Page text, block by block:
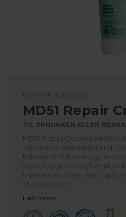
DERMAKNOWLOGY
MD51 Repair
TIL SPRUKKEN ELLER
MD51 Repair Cream beskytter
velegnet til beskadiget hud.
kolesterol, fedtsyrer og
egne byggesten og
reparationsproces. Kan også
af atopisk hud.
Læs mere…